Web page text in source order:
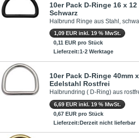
10er Pack D-Ringe 16 x
Schwarz
Halbrund Ringe aus Stahl,
1,09 EUR inkl. 19 % MwSt.
0,11 EUR pro Stück
Lieferzeit:1-2 Werktage
10er Pack D-Ringe 40mm
Edelstahl Rostfrei
Halbrundring ( D-Ring) aus
6,69 EUR inkl. 19 % MwSt.
0,67 EUR pro Stück
Lieferzeit:Derzeit nicht lieferbar